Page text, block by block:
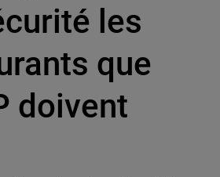
les
que
doivent